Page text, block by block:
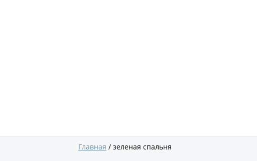
Главная зеленая спальня